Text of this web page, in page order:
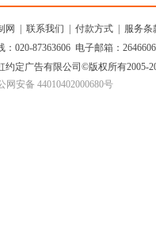
网 联系我们 付款方式
服务条
：020-87363606 电子邮箱：
约定广告有限公司 ©版权所有2005-
网安备 44010402000680号